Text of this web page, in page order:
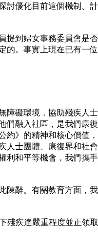
討優化目前這個機制、
到婦女事務委員會是否
的。事實上現在已有一
礙環境，協助殘疾人士
們融入社區，是我們康
約》的精神和核心價值
人士團體、康復界和社
利和平等機會，我們攜
辭。有關教育方面，我
殘疾達嚴重程度並正領